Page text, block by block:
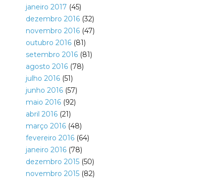
janeiro 2017 (45)
dezembro 2016(32)
novembro 2016(47)
outubro 2016(81)
setembro 2016(81)
agosto 2016(78)
julho 2016(51)
junho 2016(57)
maio 2016(92)
abril 2016(21)
março 2016(48)
fevereiro 2016(64)
janeiro 2016(78)
dezembro 2015(50)
novembro 2015(82)